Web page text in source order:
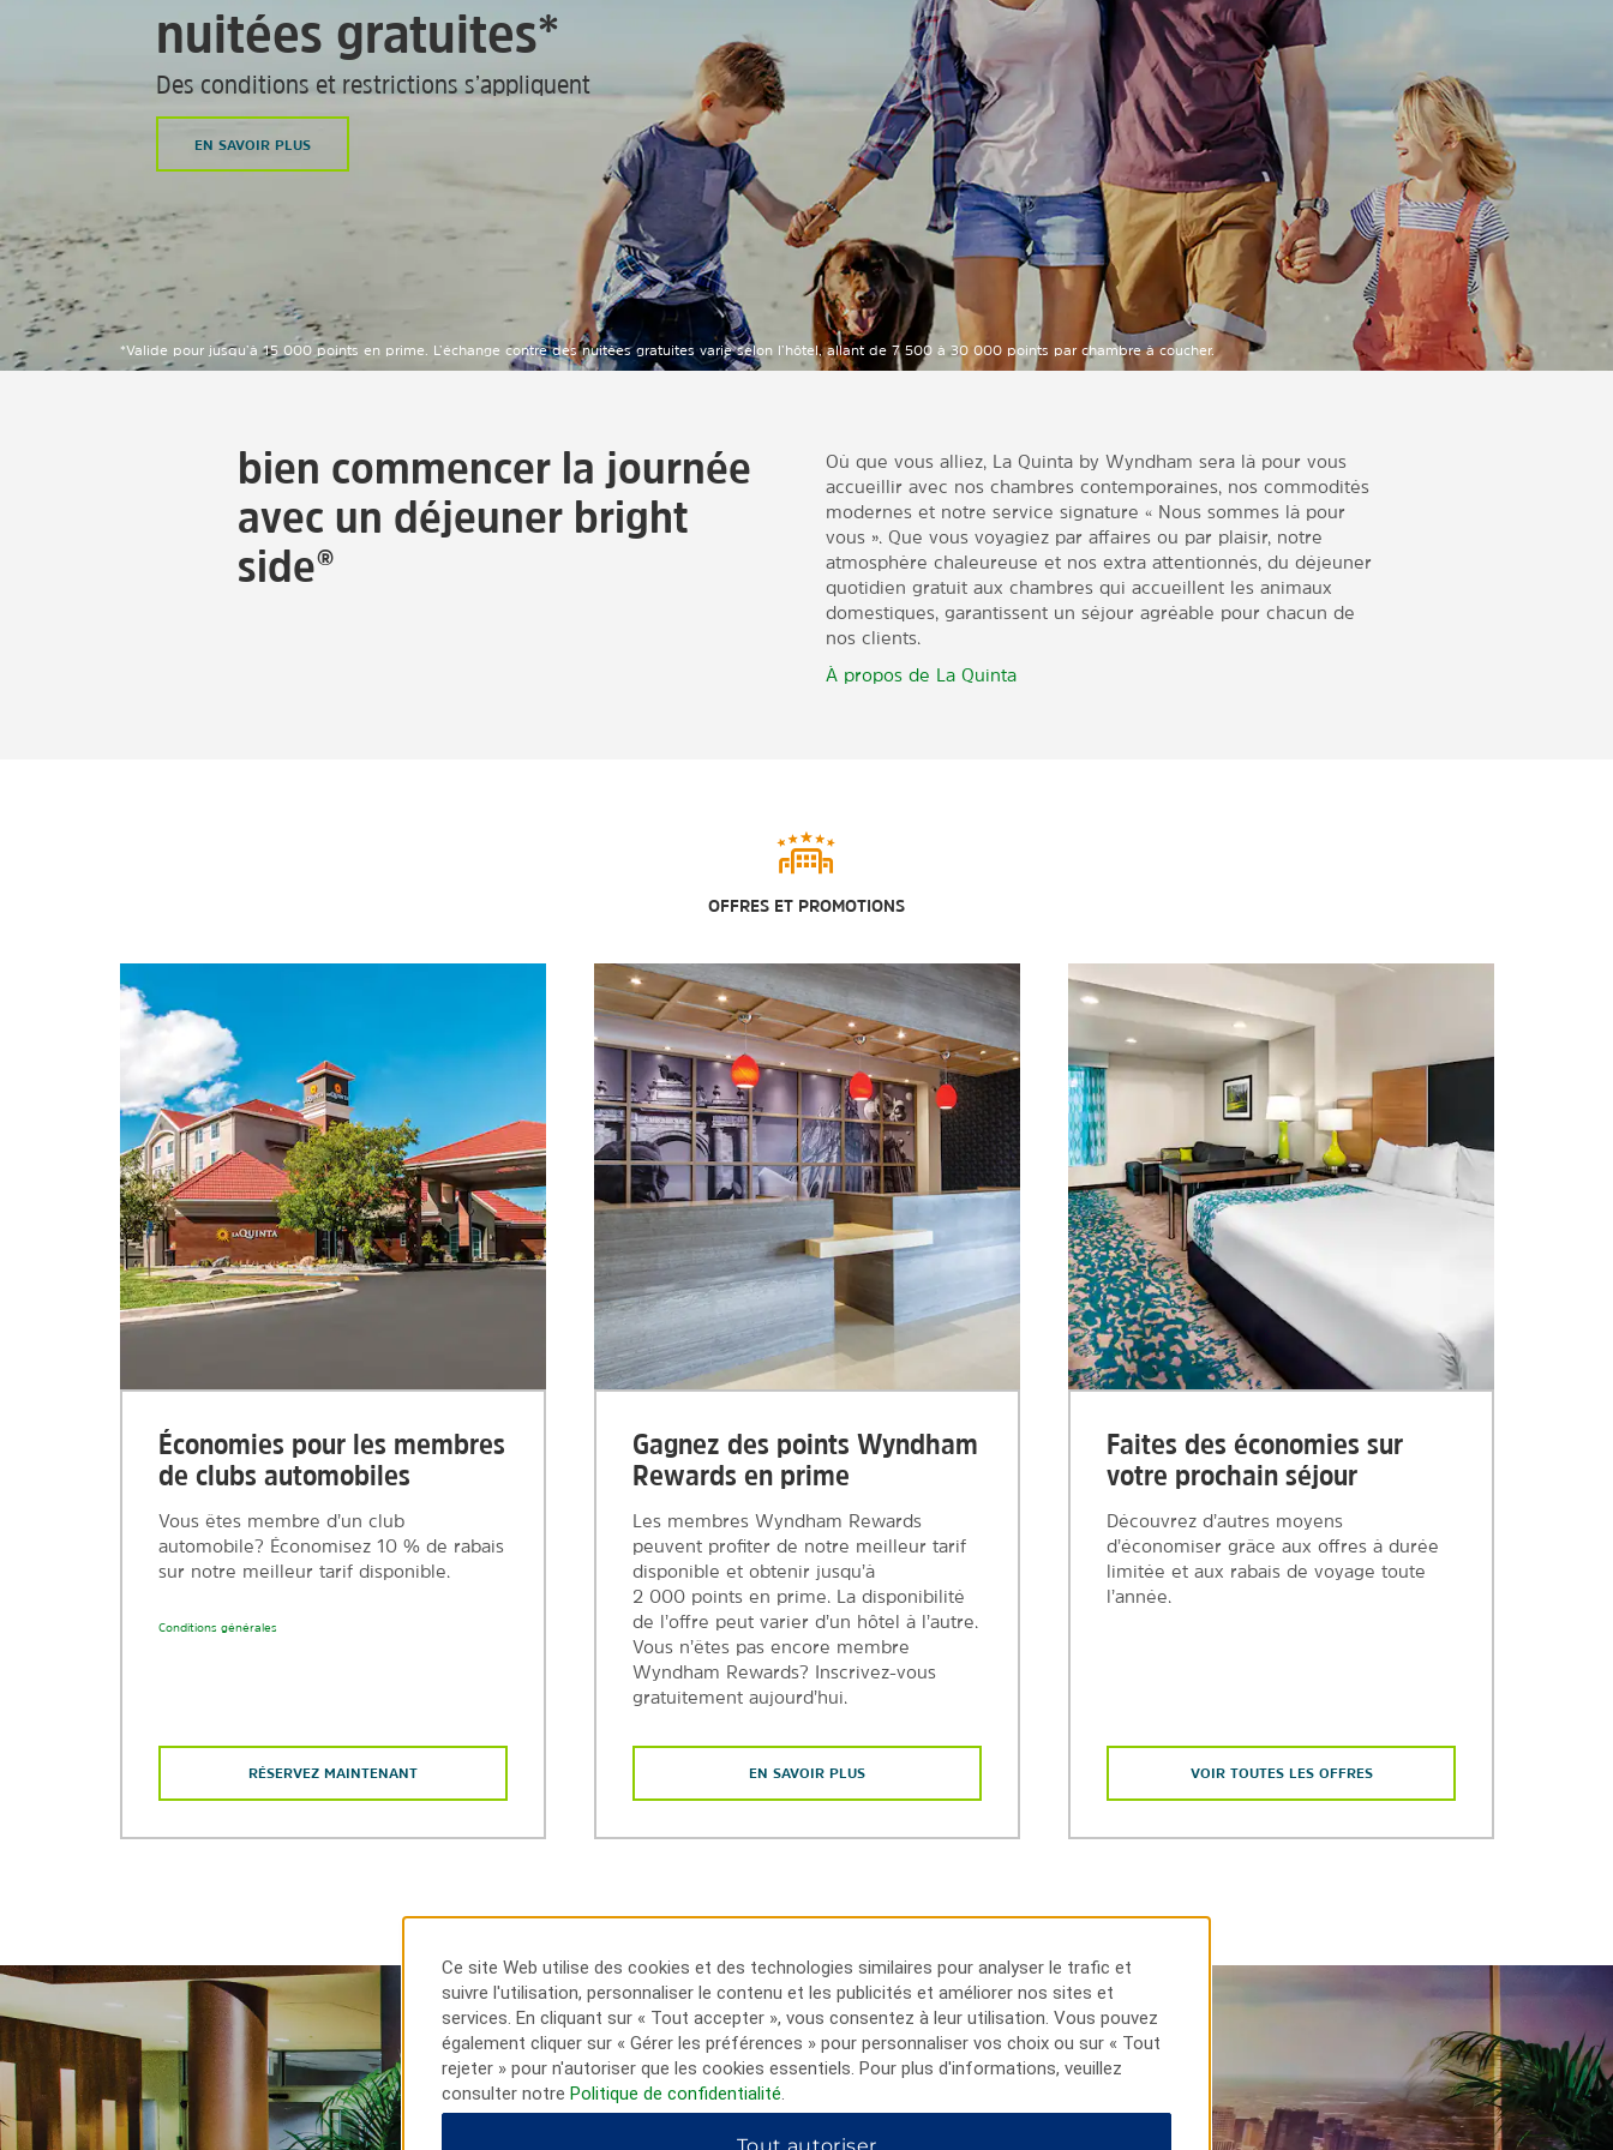
nuitées gratuites*
Des conditions et restrictions s’appliquent
EN SAVOIR PLUS
*Valide pour jusqu’à 15 000 points en prime. L’échange contre des nuitées gratuites varie selon l’hôtel, allant de 7 500 à 30 000 points par chambre à coucher.
bien commencer la journée
avec un déjeuner bright
side®
Où que vous alliez, La Quinta by Wyndham sera là pour vous
accueillir avec nos chambres contemporaines, nos commodités
modernes et notre service signature « Nous sommes là pour
vous ». Que vous voyagiez par affaires ou par plaisir, notre
atmosphère chaleureuse et nos extra attentionnés, du déjeuner
quotidien gratuit aux chambres qui accueillent les animaux
domestiques, garantissent un séjour agréable pour chacun de
nos clients.
À propos de La Quinta
OFFRES ET PROMOTIONS
Économies pour les membres
de clubs automobiles
Vous êtes membre d’un club
automobile? Économisez 10 % de rabais
sur notre meilleur tarif disponible.
Conditions générales
RÉSERVEZ MAINTENANT
Gagnez des points Wyndham
Rewards en prime
Les membres Wyndham Rewards
peuvent profiter de notre meilleur tarif
disponible et obtenir jusqu’à
2 000 points en prime. La disponibilité
de l’offre peut varier d’un hôtel à l’autre.
Vous n’êtes pas encore membre
Wyndham Rewards? Inscrivez-vous
gratuitement aujourd’hui.
EN SAVOIR PLUS
Faites des économies sur
votre prochain séjour
Découvrez d’autres moyens
d’économiser grâce aux offres à durée
limitée et aux rabais de voyage toute
l’année.
VOIR TOUTES LES OFFRES
Découvrez La Quinta by Wyndham
Ce site Web utilise des cookies et des technologies similaires pour analyser le trafic et
suivre l'utilisation, personnaliser le contenu et les publicités et améliorer nos sites et
services. En cliquant sur « Tout accepter », vous consentez à leur utilisation. Vous pouvez
également cliquer sur « Gérer les préférences » pour personnaliser vos choix ou sur « Tout
rejeter » pour n'autoriser que les cookies essentiels. Pour plus d'informations, veuillez
consulter notre Politique de confidentialité.